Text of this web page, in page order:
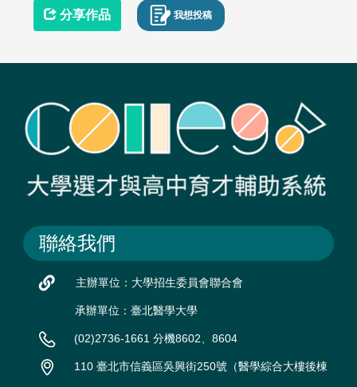
分享作品 我想投稿
聯絡我們
主辦單位：大學招生委員會聯合會
承辦單位：臺北醫學大學
(02)2736-1661 分機8602、8604
110 臺北市信義區吳興街250號（醫學綜合大樓後棟